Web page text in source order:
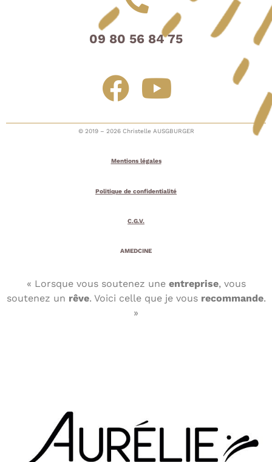
09 80 56 84 75
© 2019 – 2026 Christelle AUSGBURGER
Mentions légales
Politique de confidentialité
C.G.V.
AMEDCINE
« Lorsque vous soutenez une entreprise, vous
soutenez un rêve. Voici celle que je vous recommande.
»